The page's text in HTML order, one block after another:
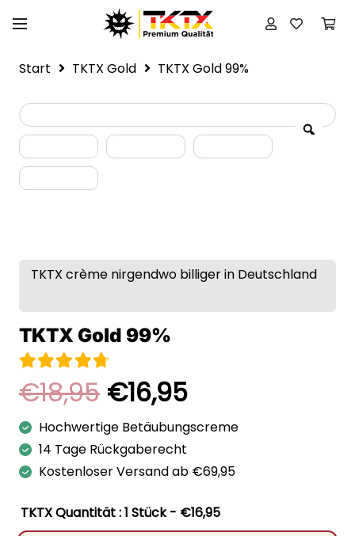
Start TKTX Gold TKTX Gold 99%
TKTX crème nirgendwo billiger in Deutschland
TKTX Gold 99%
Bewertet mit 4.75
€18,95 Ursprünglicher
Preis
war:
€18,95
€16,95Aktueller
ist:
€16,95.
Hochwertige Betäubungscreme
14 Tage Rückgaberecht
Kostenloser Versand ab €69,95
TKTX Quantität: 1 Stück - €16,95